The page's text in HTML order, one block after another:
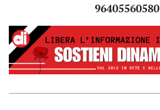
96405560580